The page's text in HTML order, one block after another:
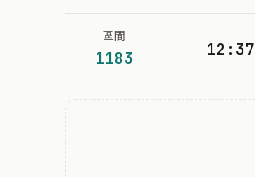
區間
1183 12:37